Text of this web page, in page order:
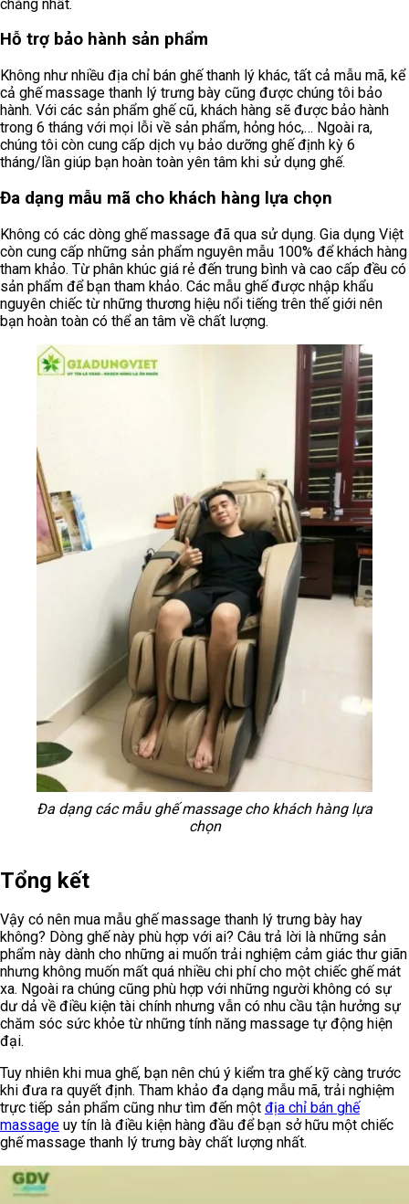
chăng nhất.
Hỗ trợ bảo hành sản phẩm
Không như nhiều địa chỉ bán ghế thanh lý khác, tất cả mẫu mã, kể
cả ghế massage thanh lý trưng bày cũng được chúng tôi bảo
hành. Với các sản phẩm ghế cũ, khách hàng sẽ được bảo hành
trong 6 tháng với mọi lỗi về sản phẩm, hỏng hóc,… Ngoài ra,
chúng tôi còn cung cấp dịch vụ bảo dưỡng ghế định kỳ 6
tháng/lần giúp bạn hoàn toàn yên tâm khi sử dụng ghế.
Đa dạng mẫu mã cho khách hàng lựa chọn
Không có các dòng ghế massage đã qua sử dụng. Gia dụng Việt
còn cung cấp những sản phẩm nguyên mẫu 100% để khách hàng
tham khảo. Từ phân khúc giá rẻ đến trung bình và cao cấp đều có
sản phẩm để bạn tham khảo. Các mẫu ghế được nhập khẩu
nguyên chiếc từ những thương hiệu nổi tiếng trên thế giới nên
bạn hoàn toàn có thể an tâm về chất lượng.
Đa dạng các mẫu ghế massage cho khách hàng lựa
chọn
Tổng kết
Vậy có nên mua mẫu ghế massage thanh lý trưng bày hay
không? Dòng ghế này phù hợp với ai? Câu trả lời là những sản
phẩm này dành cho những ai muốn trải nghiệm cảm giác thư giãn
nhưng không muốn mất quá nhiều chi phí cho một chiếc ghế mát
xa. Ngoài ra chúng cũng phù hợp với những người không có sự
dư dả về điều kiện tài chính nhưng vẫn có nhu cầu tận hưởng sự
chăm sóc sức khỏe từ những tính năng massage tự động hiện
đại.
Tuy nhiên khi mua ghế, bạn nên chú ý kiểm tra ghế kỹ càng trước
khi đưa ra quyết định. Tham khảo đa dạng mẫu mã, trải nghiệm
trực tiếp sản phẩm cũng như tìm đến một địa chỉ bán ghế
massage uy tín là điều kiện hàng đầu để bạn sở hữu một chiếc
ghế massage thanh lý trưng bày chất lượng nhất.